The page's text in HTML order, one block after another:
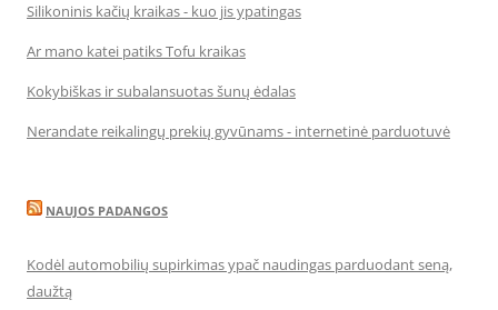
Silikoninis kačių kraikas - kuo jis ypatingas
Ar mano katei patiks Tofu kraikas
Kokybiškas ir subalansuotas šunų ėdalas
Nerandate reikalingų prekių gyvūnams - internetinė parduotuvė
NAUJOS PADANGOS
Kodėl automobilių supirkimas ypač naudingas parduodant seną,
daužtą